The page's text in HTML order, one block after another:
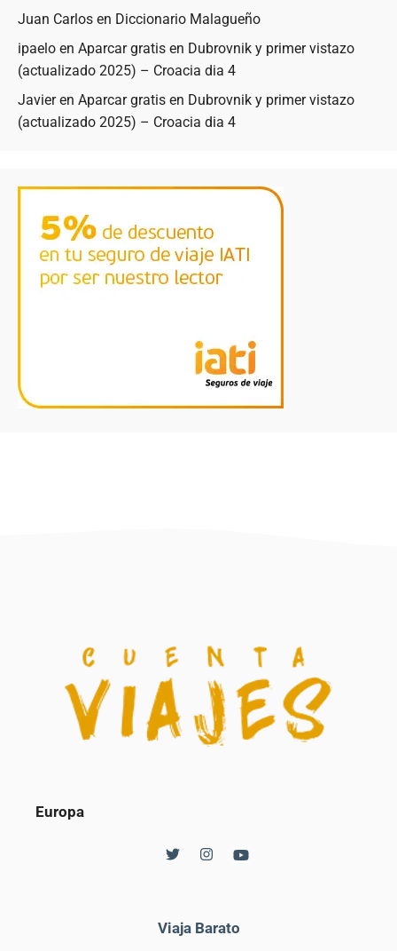
Juan Carlos en Diccionario Malagueño
ipaelo en Aparcar gratis en Dubrovnik y primer vistazo
(actualizado 2025) – Croacia dia 4
Javieren Aparcar gratis en Dubrovnik y primer vistazo
(actualizado 2025) – Croacia dia 4
Europa
Viaja Barato